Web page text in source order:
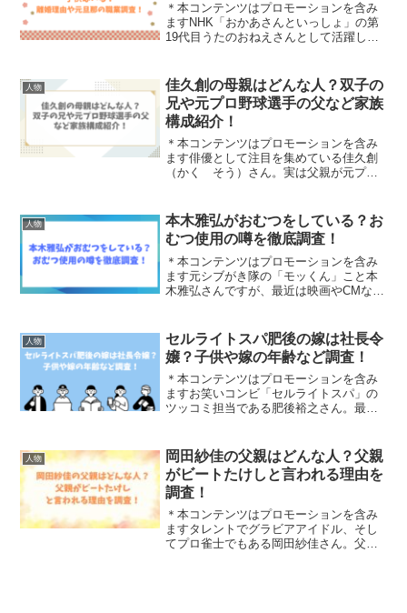
＊本コンテンツはプロモーションを含み
ますNHK「おかあさんといっしょ」の第
19代目うたのおねえさんとして活躍し
ンスタグラムで離婚を報告しています。
そんなはい...
人物
佳久創の母親はどんな人？双子の
兄や元プロ野球選手の父など家族
構成紹介！
＊本コンテンツはプロモーションを含み
ます俳優として注目を集めている佳久創
（かく そう）さん。実は父親が元プロ
佳久創さんの父親・母親・双子の兄な
ど、気になる家族構成をわか...
人物
本木雅弘がおむつをしている？お
むつ使用の噂を徹底調査！
＊本コンテンツはプロモーションを含み
ます元シブがき隊の「モッくん」こと本
木雅弘さんですが、最近は映画やCMなど
しくはしているといった噂がありますが
本当なのでしょうか。本...
人物
セルライトスパ肥後の嫁は社長令
嬢？子供や嫁の年齢など調査！
＊本コンテンツはプロモーションを含み
ますお笑いコンビ「セルライトスパ」の
ツッコミ担当である肥後裕之さん。最近
「肥後さんの奥さんって社長令嬢って本
当？」「お子さんや奥さん...
人物
岡田紗佳の父親はどんな人？父親
がビートたけしと言われる理由を
調査！
＊本コンテンツはプロモーションを含み
ますタレントでグラビアアイドル、そし
てプロ雀士でもある岡田紗佳さん。父親